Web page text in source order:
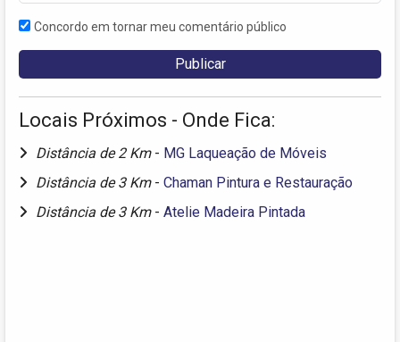
Concordo em tornar meu comentário público
Locais Próximos - Onde Fica:
Distância de 2 Km - MG Laqueação de Móveis
Distância de 3 Km - Chaman Pintura e Restauração
Distância de 3 Km - Atelie Madeira Pintada